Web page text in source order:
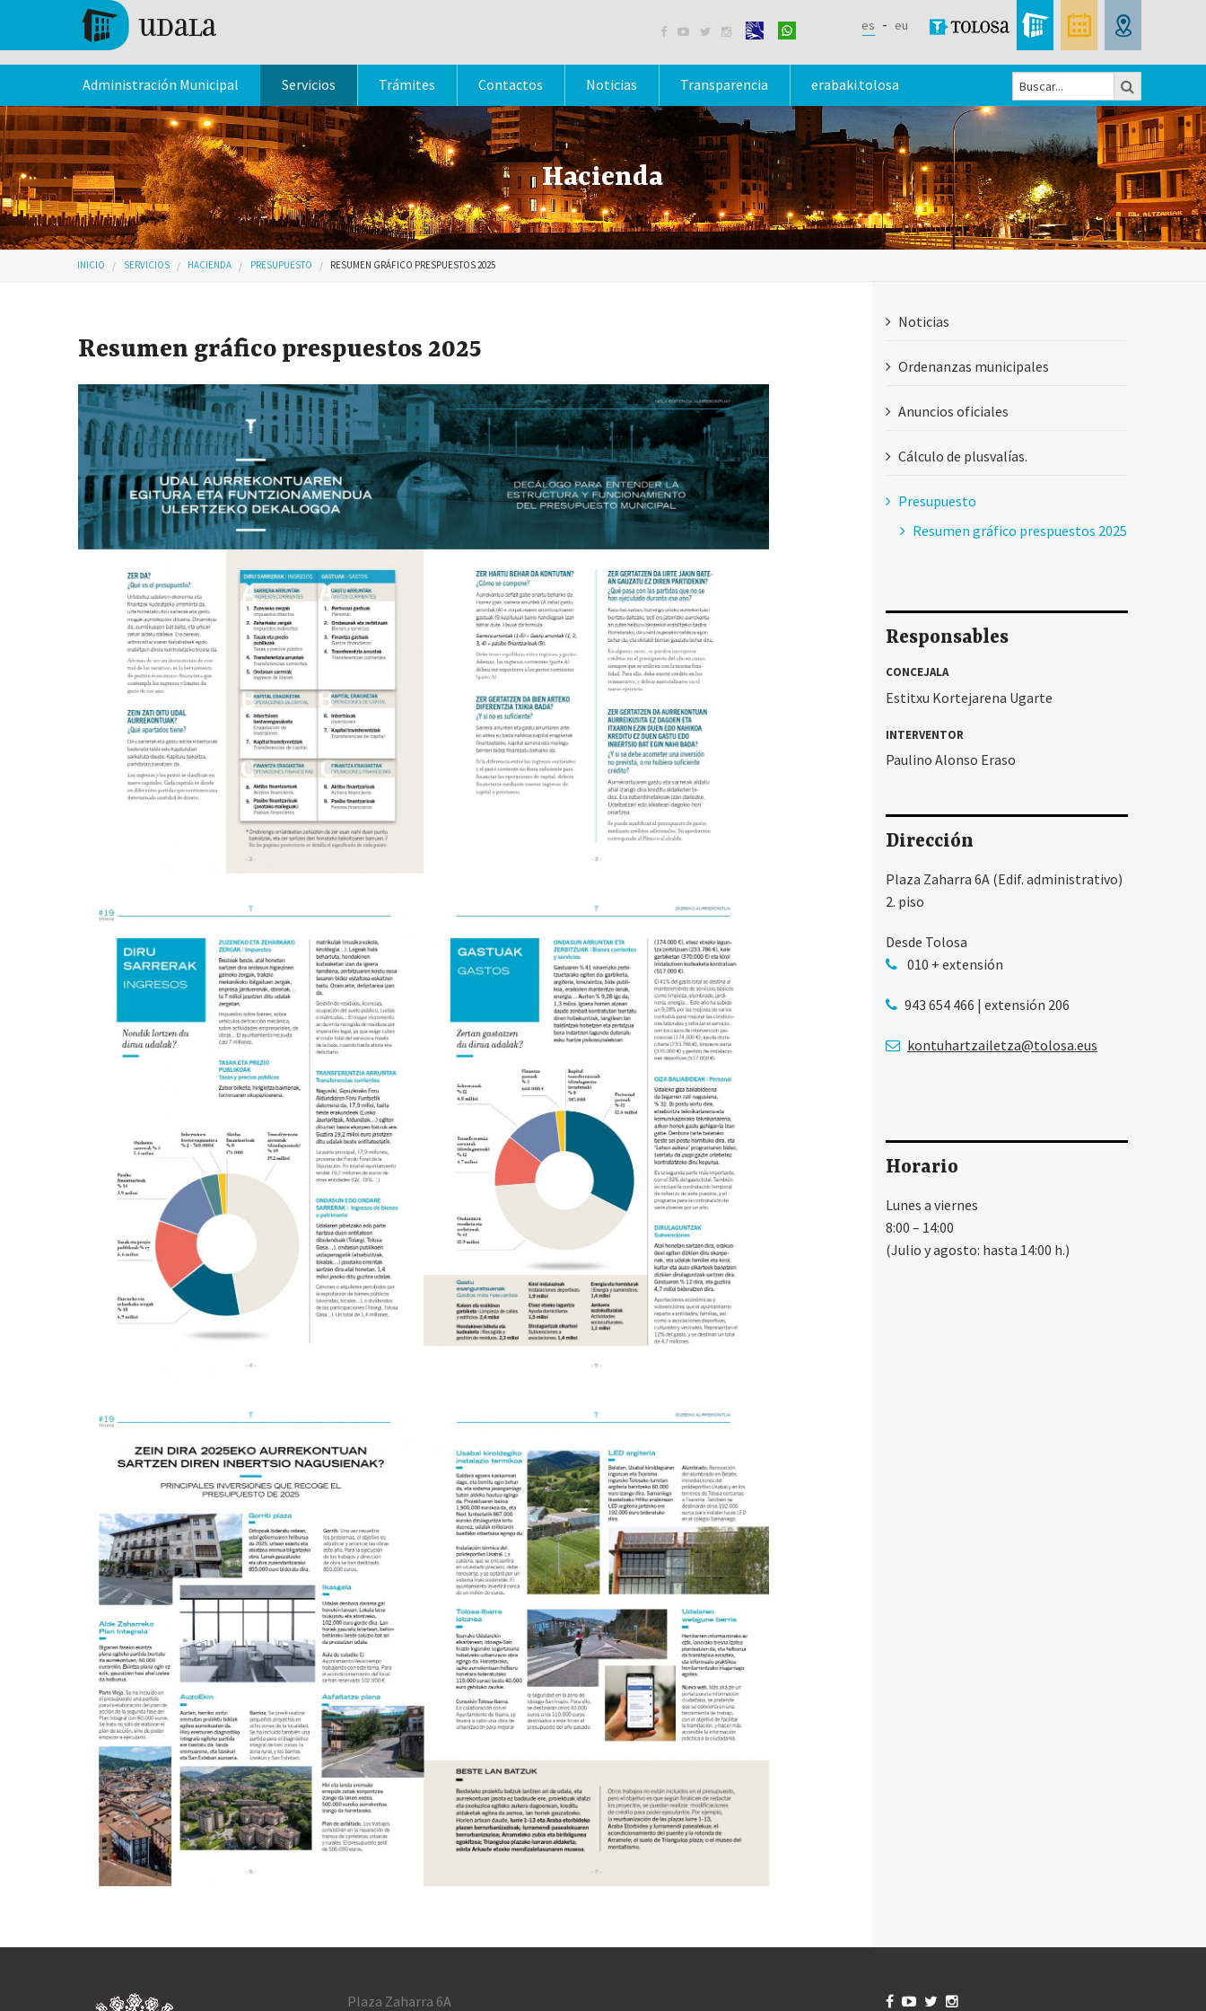
Pasar al contenido principal
    es eu
Formulario
de
búsqueda
Administración Municipal Servicios Trámites Contactos Noticias Transparencia erabaki.tolosa
Hacienda
Usted está aquí
INICIO SERVICIOS HACIENDA PRESUPUESTO RESUMEN GRÁFICO PRESPUESTOS 2025
Resumen gráfico prespuestos 2025
Noticias
Ordenanzas municipales
Anuncios oficiales
Cálculo de plusvalías.
Presupuesto
Resumen gráfico prespuestos 2025
Responsables
CONCEJALA
Estitxu Kortejarena Ugarte
INTERVENTOR
Paulino Alonso Eraso
Dirección
Plaza Zaharra 6A (Edif. administrativo)
2. piso
Desde Tolosa
010 + extensión
943 654 466 | extensión 206
kontuhartzailetza@tolosa.eus
Horario
Lunes a viernes
8:00 – 14:00
(Julio y agosto: hasta 14:00 h.)
Plaza Zaharra 6A    